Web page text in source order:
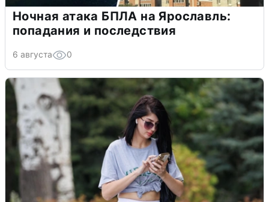
Ночная атака БПЛА на Ярославль:
попадания и последствия
6 августа 0